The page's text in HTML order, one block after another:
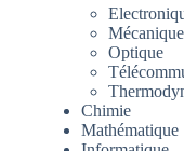
Mécanique
Optique
Chimie
Mathématique